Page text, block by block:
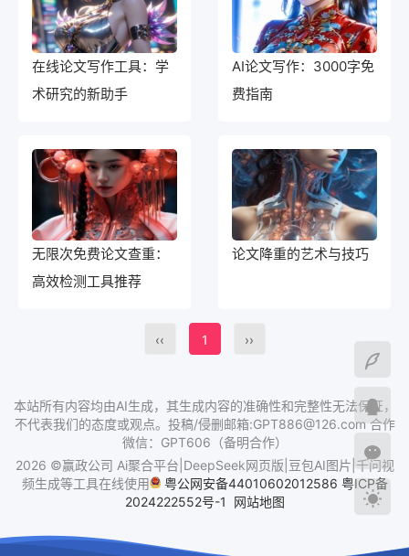
在线论文写作工具：学
术研究的新助手
AI论文写作：3000字免
费指南
无限次免费论文查重：
高效检测工具推荐
论文降重的艺术与技巧
‹‹ 1 ››
本站所有内容均由AI生成，其生成内容的准确性和完整性无法保证，
不代表我们的态度或观点。投稿/侵删邮箱:GPT886@126.com 合作
微信：GPT606（备明合作）
2026 ©赢政公司 Ai聚合平台|DeepSeek网页版|豆包AI图片|千问视
频生成等工具在线使用
粤公网安备44010602012586 粤ICP备
2024222552号-1
网站地图